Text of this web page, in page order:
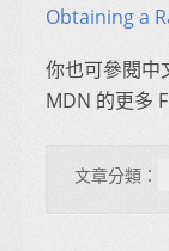
Obtaining a
你也可參閱中
MDN 的更多
文章分類：